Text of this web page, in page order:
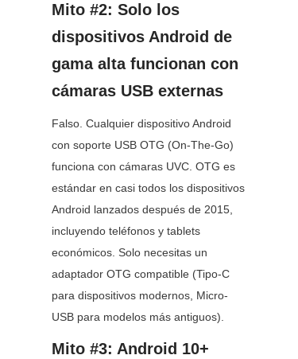
Mito #2: Solo los
dispositivos Android de
gama alta funcionan con
cámaras USB externas
Falso. Cualquier dispositivo Android
con soporte USB OTG (On-The-Go)
funciona con cámaras UVC. OTG es
estándar en casi todos los dispositivos
Android lanzados después de 2015,
incluyendo teléfonos y tablets
económicos. Solo necesitas un
adaptador OTG compatible (Tipo-C
para dispositivos modernos, Micro-
USB para modelos más antiguos).
Mito #3: Android 10+